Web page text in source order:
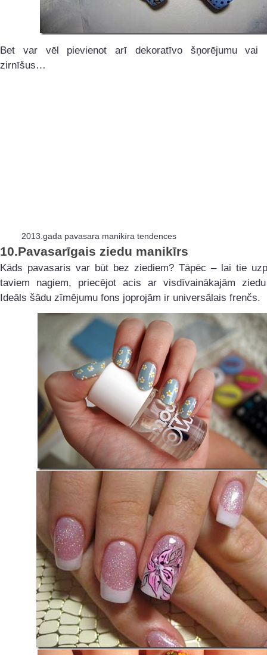
Bet var vēl pievienot arī dekoratīvo šņorējumu vai
zirnīšus…
2013.gada pavasara manikīra tendences
10.Pavasarīgais ziedu manikīrs
Kāds pavasaris var būt bez ziediem? Tāpēc – lai tie
taviem nagiem, priecējot acis ar visdīvainākajām
Ideāls šādu zīmējumu fons joprojām ir universālais frenčs.